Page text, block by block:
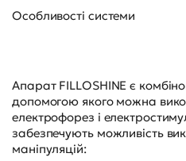
Особливості системи
Апарат FILLOSHINE є
допомогою якого можна
електрофорез і
забезпечують можливість
маніпуляцій: